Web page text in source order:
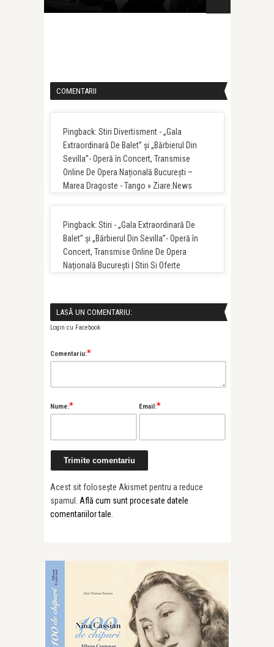
COMENTARII
Pingback: Stiri Divertisment - „Gala
Extraordinară De Balet” și „Bărbierul Din
Sevilla”- Operă în Concert, Transmise
Online De Opera Națională București –
Marea Dragoste - Tango » Ziare.News
Pingback: Stiri - „Gala Extraordinară De
Balet” și „Bărbierul Din Sevilla”- Operă în
Concert, Transmise Online De Opera
Națională București | Stiri Si Oferte
LASĂ UN COMENTARIU:
Login cu Facebook
Comentariu:*
Nume:* Email:*
Acest sit folosește Akismet pentru a reduce
spamul. Află cum sunt procesate datele
comentariilor tale